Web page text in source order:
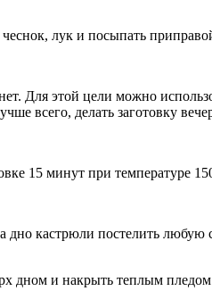
лук и посыпать
Для этой цели можно
всего, делать заготовку
15 минут при
кастрюли постелить
дном и накрыть теплым